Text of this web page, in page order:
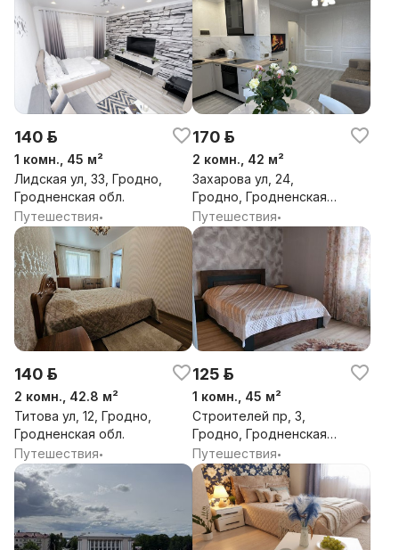
140 р.
1 комн., 45 м²
Лидская ул, 33, Гродно,
Гродненская обл.
Путешествия•
170 р.
2 комн., 42 м²
Захарова ул, 24,
Гродно, Гродненская
обл.
Путешествия•
140 р.
2 комн., 42.8 м²
Титова ул, 12, Гродно,
Гродненская обл.
Путешествия•
125 р.
1 комн., 45 м²
Строителей пр, 3,
Гродно, Гродненская
обл.
Путешествия•